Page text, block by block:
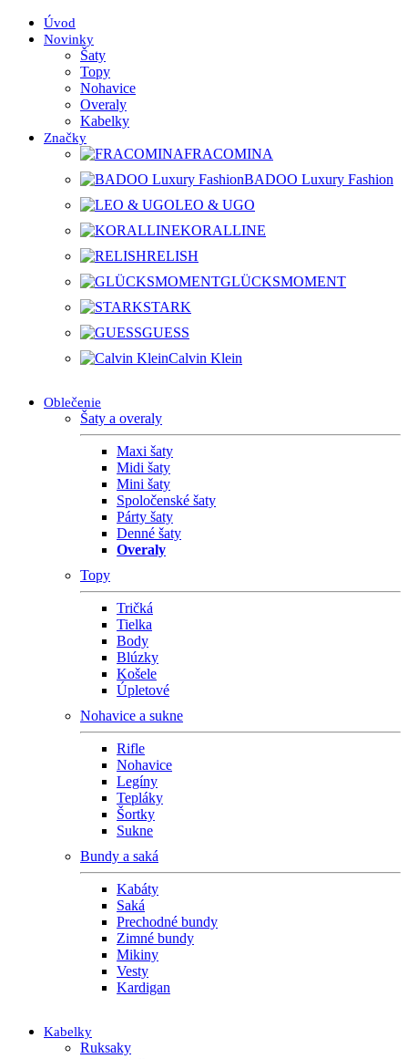
Úvod
Novinky
Šaty
Topy
Nohavice
Overaly
Kabelky
Značky
FRACOMINA
BADOO Luxury Fashion
LEO & UGO
KORALLINE
RELISH
GLÜCKSMOMENT
STARK
GUESS
Calvin Klein
Oblečenie
Šaty a overaly
Maxi šaty
Midi šaty
Mini šaty
Spoločenské šaty
Párty šaty
Denné šaty
Overaly
Topy
Tričká
Tielka
Body
Blúzky
Košele
Úpletové
Nohavice a sukne
Rifle
Nohavice
Legíny
Tepláky
Šortky
Sukne
Bundy a saká
Kabáty
Saká
Prechodné bundy
Zimné bundy
Mikiny
Vesty
Kardigan
Kabelky
Ruksaky